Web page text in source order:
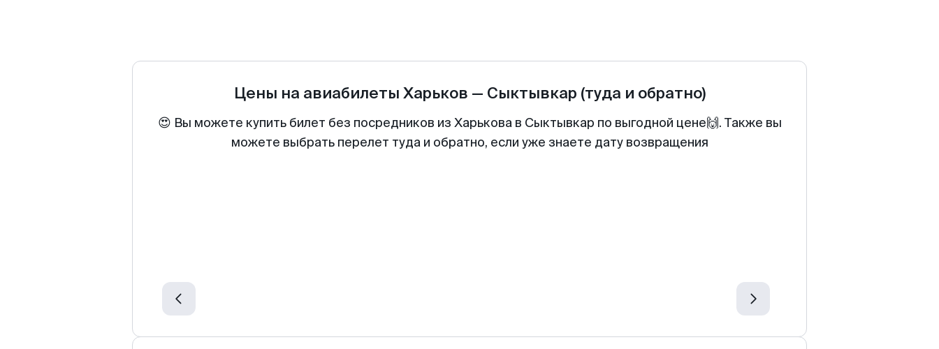
Цены на авиабилеты Харьков — Сыктывкар (туда и обратно)
😍 Вы можете купить билет без посредников из Харькова в Сыктывкар по выгодной цене🙌. Также вы
можете выбрать перелет туда и обратно, если уже знаете дату возвращения